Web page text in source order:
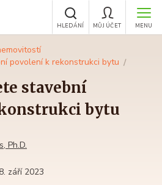
MENU
MŮJ ÚČET
HLEDÁNÍ
povolení k rekonstrukci bytu
stavební
bytu
Ph.D.
8. září 2023